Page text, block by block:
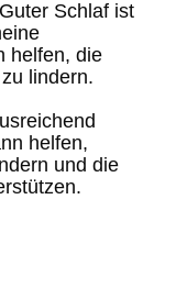
Schlaf ist
helfen, die
lindern.
helfen,
und die